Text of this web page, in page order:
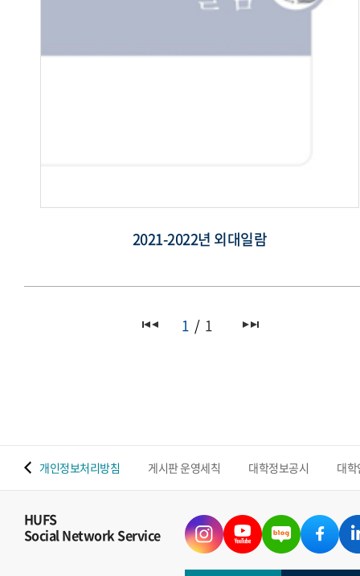
2021-2022년 외대일람
1 1
개인정보처리방침 게시판 운영세칙 대학정보공시 대
HUFS
Social Network Service